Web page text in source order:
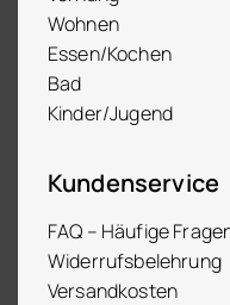
Wohnen
Essen/Kochen
Bad
Kinder/Jugend
Kundenservice
FAQ – Häufige
Widerrufsbelehrung
Versandkosten